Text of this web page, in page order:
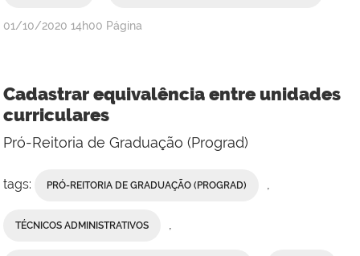
publicado
01/10/2020 14h00 Página
Cadastrar equivalência entre unidades
curriculares
Pró-Reitoria de Graduação (Prograd)
tags: PRÓ-REITORIA DE GRADUAÇÃO (PROGRAD)
TÉCNICOS ADMINISTRATIVOS